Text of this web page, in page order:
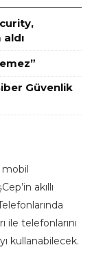
Güvenlik
akıllı
ile telefonlarını
kullanabilecek.